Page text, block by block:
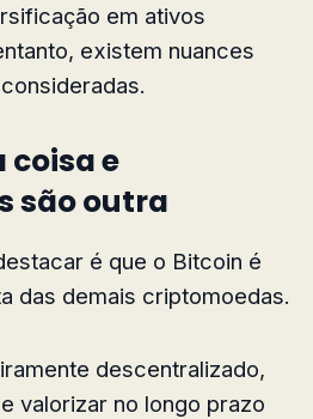
em ativos
existem nuances
coisa e
são outra
é que o Bitcoin é
das demais criptomoedas.
descentralizado,
valorizar no longo prazo